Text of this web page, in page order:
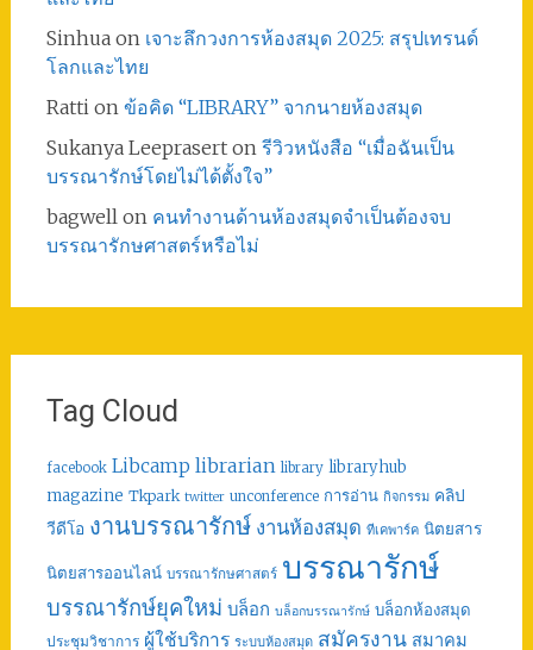
Sinhuaon เจาะลึกวงการห้องสมุด 2025: สรุปเทรนด์
โลกและไทย
Ratti on ข้อคิด “LIBRARY” จากนายห้องสมุด
Sukanya Leepraserton รีวิวหนังสือ “เมื่อฉันเป็น
บรรณารักษ์โดยไม่ได้ตั้งใจ”
bagwell on คนทำงานด้านห้องสมุดจำเป็นต้องจบ
บรรณารักษศาสตร์หรือไม่
Tag Cloud
facebook Libcamp librarian library libraryhub
magazine Tkpark twitter unconference การอ่าน กิจกรรม คลิป
วีดีโอ งานบรรณารักษ์ งานห้องสมุด ทีเคพาร์ค นิตยสาร
นิตยสารออนไลน์ บรรณารักษศาสตร์ บรรณารักษ์
บรรณารักษ์ยุคใหม่ บล็อก บล็อกบรรณารักษ์ บล็อกห้องสมุด
ประชุมวิชาการ ผู้ใช้บริการ ระบบห้องสมุด สมัครงาน สมาคม